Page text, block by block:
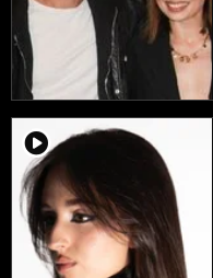
player2